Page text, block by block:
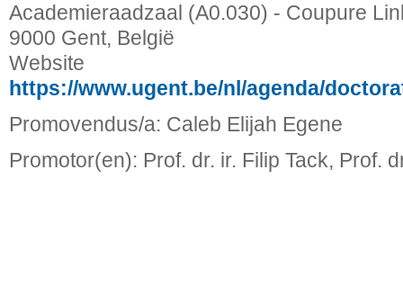
Academieraadzaal (A0.030) - Coupure
9000 Gent, België
Website
https://www.ugent.be/nl/agenda/
Promovendus/a: Caleb Elijah Egene
Promotor(en): Prof. dr. ir. Filip Tack, Prof.